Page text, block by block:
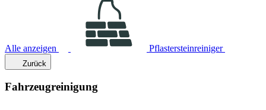
Alle anzeigen Pflastersteinreiniger
Zurück
Fahrzeugreinigung